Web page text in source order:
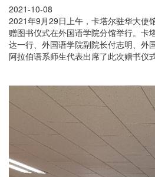
2021-10-08
2021年9月29日上午，卡塔尔驻华大使
赠图书仪式在外国语学院分馆举行。卡
达一行、外国语学院副院长付志明、外
阿拉伯语系师生代表出席了此次赠书仪式